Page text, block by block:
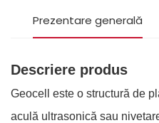
Prezentare generală
Descriere produs
Geocell este o structură de
aculă ultrasonică sau